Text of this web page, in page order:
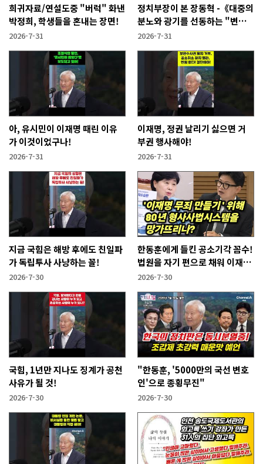
희귀자료/연설도중 "버럭" 화낸
박정희, 학생들을 혼내는 장면!
2026-7-31
정치부장이 본 장동혁 -《대중의
분노와 광기를 선동하는 "변종
인민주주의자"》
2026-7-31
아, 유시민이 이재명 때린 이유
가 이것이었구나!
2026-7-31
이재명, 정권 날리기 싫으면 거
부권 행사해야!
2026-7-31
지금 국힘은 해방 후에도 친일파
가 독립투사 사냥하는 꼴!
2026-7-30
한동훈에게 들킨 공소기각 꼼수!
법원을 자기 편으로 채워 이재명
사건 없애겠다는 것
2026-7-30
국힘, 1년만 지나도 징계가 공천
사유가 될 것!
2026-7-30
"한동훈, '5000만의 국선 변호
인'으로 종횡무진"
2026-7-30